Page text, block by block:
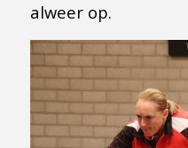
alweer op.